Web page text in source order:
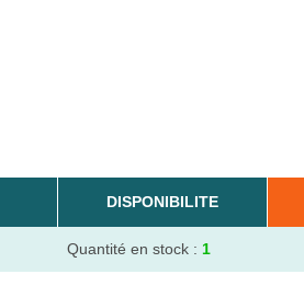
DISPONIBILITE
Quantité en stock : 1